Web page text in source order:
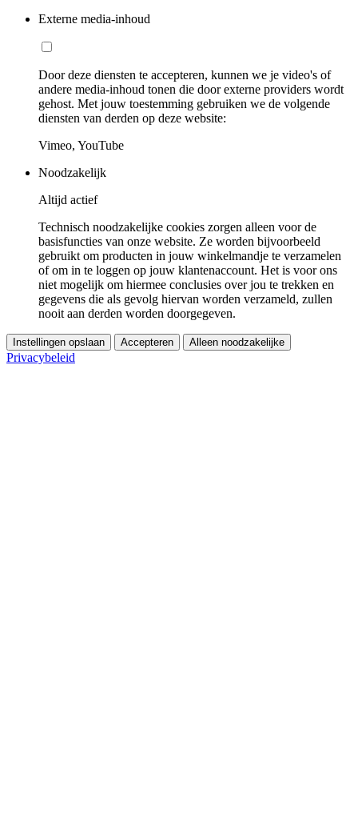
Externe media-inhoud
Door deze diensten te accepteren, kunnen we je video's of
andere media-inhoud tonen die door externe providers wordt
gehost. Met jouw toestemming gebruiken we de volgende
diensten van derden op deze website:
Vimeo, YouTube
Noodzakelijk
Altijd actief
Technisch noodzakelijke cookies zorgen alleen voor de
basisfuncties van onze website. Ze worden bijvoorbeeld
gebruikt om producten in jouw winkelmandje te verzamelen
of om in te loggen op jouw klantenaccount. Het is voor ons
niet mogelijk om hiermee conclusies over jou te trekken en
gegevens die als gevolg hiervan worden verzameld, zullen
nooit aan derden worden doorgegeven.
Instellingen opslaan Accepteren Alleen noodzakelijke
Privacybeleid